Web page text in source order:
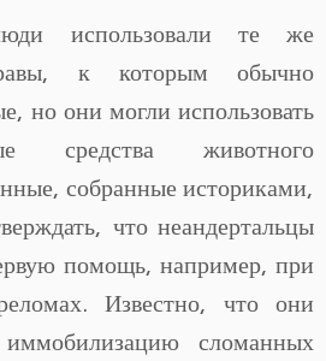
использовали те же
к которым обычно
но они могли использовать
средства животного
собранные историками,
что неандертальцы
помощь, например, при
Известно, что они
сломанных